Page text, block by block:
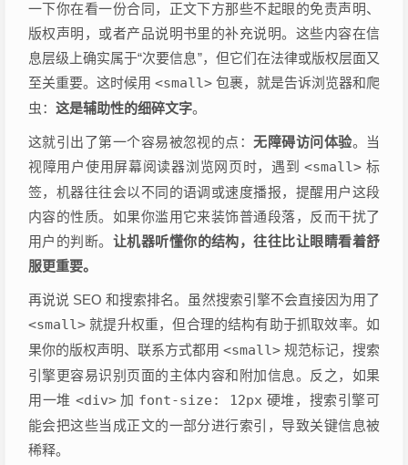
一下你在看一份合同，正文下方那些不起眼的免责声明、
版权声明，或者产品说明书里的补充说明。这些内容在信
息层级上确实属于“次要信息”，但它们在法律或版权层面又
至关重要。这时候用 <small> 包裹，就是告诉浏览器和爬
虫： 这是辅助性的细碎文字。
这就引出了第一个容易被忽视的点：无障碍访问体验。当
视障用户使用屏幕阅读器浏览网页时，遇到<small> 标
签，机器往往会以不同的语调或速度播报，提醒用户这段
内容的性质。如果你滥用它来装饰普通段落，反而干扰了
用户的判断。 让机器听懂你的结构，往往比让眼睛看着舒
服更重要。
再说说 SEO 和搜索排名。虽然搜索引擎不会直接因为用了
<small> 就提升权重，但合理的结构有助于抓取效率。如
果你的版权声明、联系方式都用 <small> 规范标记，搜索
引擎更容易识别页面的主体内容和附加信息。反之，如果
用一堆 <div>加 font-size: 12px 硬堆，搜索引擎可
能会把这些当成正文的一部分进行索引，导致关键信息被
稀释。